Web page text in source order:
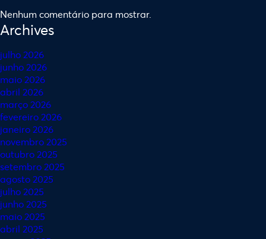
Nenhum comentário para mostrar.
Archives
julho 2026
junho 2026
maio 2026
abril 2026
março 2026
fevereiro 2026
janeiro 2026
novembro 2025
outubro 2025
setembro 2025
agosto 2025
julho 2025
junho 2025
maio 2025
abril 2025